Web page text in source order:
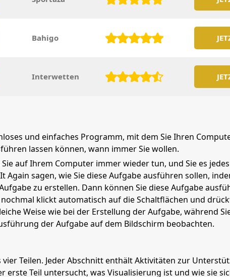
Bahigo
Interwetten
und einfaches Programm, mit dem Sie Ihren
lassen können, wann immer Sie wollen.
auf Ihrem Computer immer wieder tun, und Sie es
Again sagen, wie Sie diese Aufgabe ausführen sollen,
zu erstellen. Dann können Sie diese Aufgabe
klickt automatisch auf die Schaltflächen und
Weise wie bei der Erstellung der Aufgabe, während
der Aufgabe auf dem Bildschirm beobachten.
vier Teilen. Jeder Abschnitt enthält Aktivitäten zur
erste Teil untersucht, was Visualisierung ist und wie sie